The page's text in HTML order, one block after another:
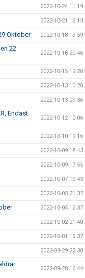
2022-10-24 11:19
2022-10-21 12:13
Oktober 2022-10-18 17:59
22
2022-10-16 20:46
2022-10-15 19:20
2022-10-13 10:20
2022-10-13 09:36
Endast
2022-10-12 10:06
2022-10-10 19:16
2022-10-09 18:43
2022-10-09 17:55
2022-10-07 19:43
2022-10-05 21:32
2022-10-05 12:37
2022-10-02 21:40
2022-10-01 19:37
2022-09-29 22:30
2022-09-28 16:44